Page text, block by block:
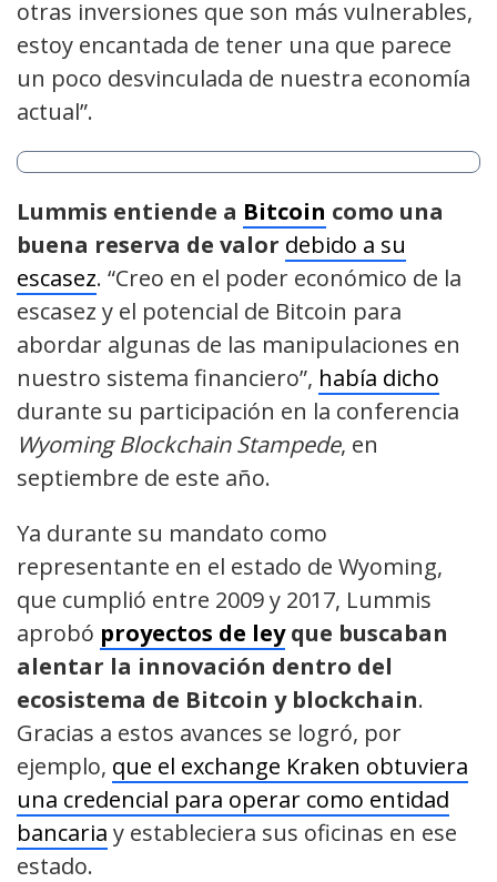
otras inversiones que son más vulnerables,
estoy encantada de tener una que parece
un poco desvinculada de nuestra economía
actual”.
Lummis entiende a Bitcoin como una
buena reserva de valor debido a su
escasez. “Creo en el poder económico de la
escasez y el potencial de Bitcoin para
abordar algunas de las manipulaciones en
nuestro sistema financiero”, había dicho
durante su participación en la conferencia
Wyoming Blockchain Stampede, en
septiembre de este año.
Ya durante su mandato como
representante en el estado de Wyoming,
que cumplió entre 2009 y 2017, Lummis
aprobó proyectos de leyque buscaban
alentar la innovación dentro del
ecosistema de Bitcoin y blockchain.
Gracias a estos avances se logró, por
ejemplo, que el exchange Kraken obtuviera
una credencial para operar como entidad
bancaria y estableciera sus oficinas en ese
estado.